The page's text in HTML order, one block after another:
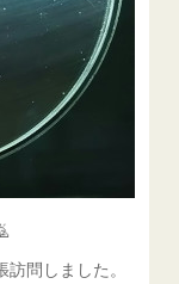
問しました。